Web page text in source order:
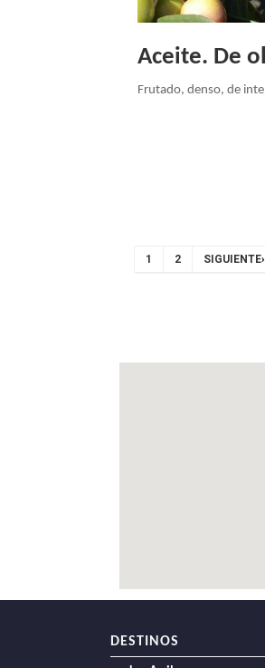
Aceite. De
Frutado, denso, de
Paginación
PÁGINA
1 PAGE
2
SIGUIENTE
SIGUIENTE›
DESTINOS